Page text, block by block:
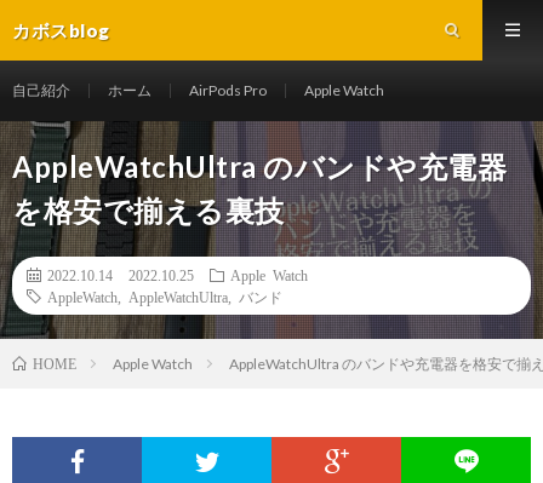
カボスblog
自己紹介 ホーム AirPods Pro Apple Watch
AppleWatchUltra のバンドや充電器
を格安で揃える裏技
2022.10.14 2022.10.25
Apple Watch
AppleWatch
AppleWatchUltra バンド
HOME Apple Watch AppleWatchUltra のバンドや充電器を格安で揃